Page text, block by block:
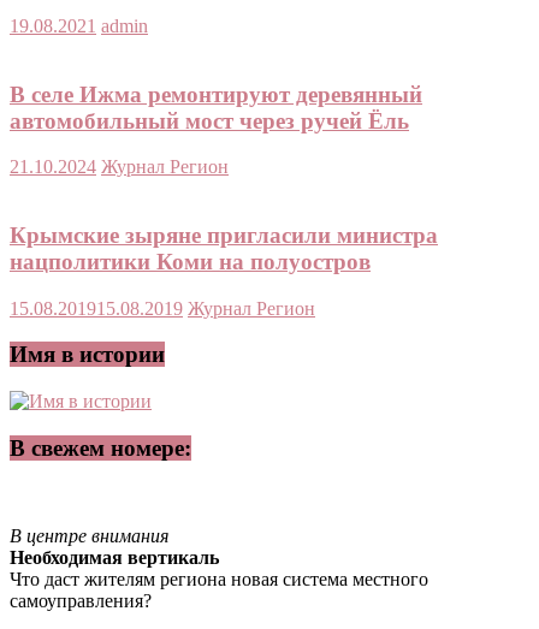
19.08.2021 admin
В селе Ижма ремонтируют деревянный
автомобильный мост через ручей Ёль
21.10.2024 Журнал Регион
Крымские зыряне пригласили министра
нацполитики Коми на полуостров
15.08.201915.08.2019 Журнал Регион
Имя в истории
В свежем номере:
В центре внимания
Необходимая вертикаль
Что даст жителям региона новая система местного
самоуправления?